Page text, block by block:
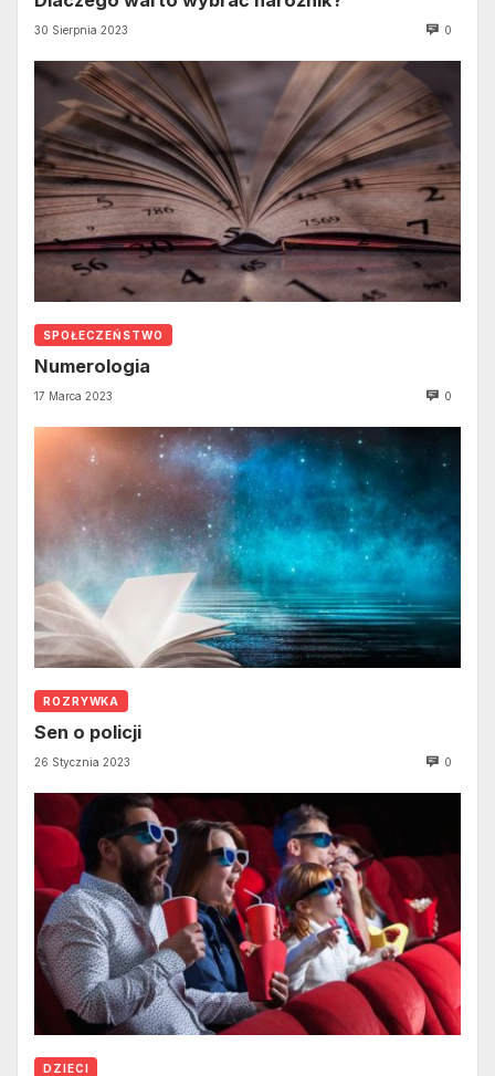
30 Sierpnia 2023 0
SPOŁECZEŃSTWO
Numerologia
17 Marca 2023 0
ROZRYWKA
Sen o policji
26 Stycznia 2023 0
DZIECI